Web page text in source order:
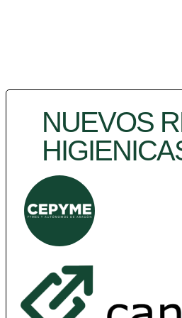
NUEVOS